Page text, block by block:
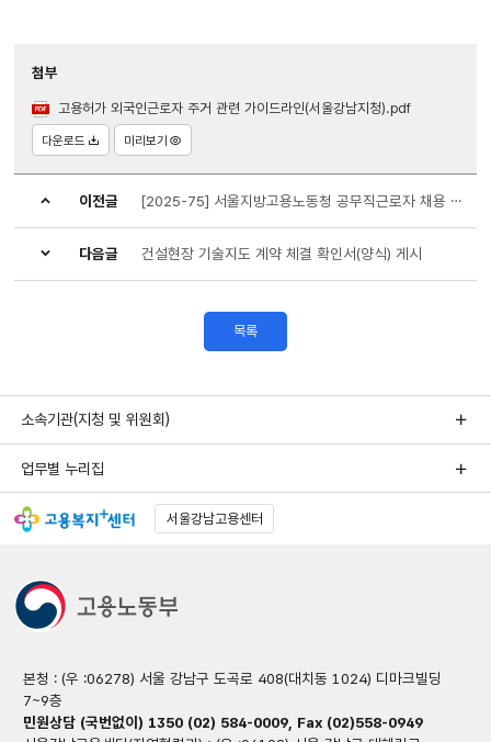
첨부
고용허가 외국인근로자 주거 관련 가이드라인(서울강남지청).pdf
다운로드 미리보기
이전글 [2025-75] 서울지방고용노동청 공무직근로자 채용 공고
다음글 건설현장 기술지도 계약 체결 확인서(양식) 게시
목록
소속기관(지청 및 위원회)
업무별 누리집
서울강남고용센터
본청 : (우 :06278) 서울 강남구 도곡로 408(대치동 1024) 디마크빌딩
7~9층
민원상담 (국번없이) 1350 (02) 584-0009, Fax (02)558-0949